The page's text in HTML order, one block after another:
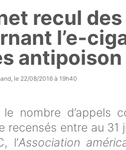
recul
l’e-
antipoison
, le 22/08/2016 à 19h40
le nombre d’appels
recensés entre au 31
l’Association